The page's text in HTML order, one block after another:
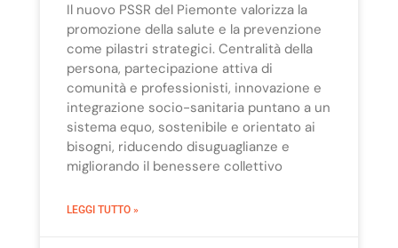
Il nuovo PSSR del Piemonte valorizza la
promozione della salute e la prevenzione
come pilastri strategici. Centralità della
persona, partecipazione attiva di
comunità e professionisti, innovazione e
integrazione socio-sanitaria puntano a un
sistema equo, sostenibile e orientato ai
bisogni, riducendo disuguaglianze e
migliorando il benessere collettivo
LEGGI TUTTO »